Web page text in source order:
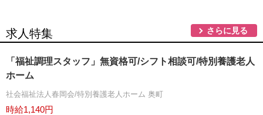
求人特集 さらに見る
「福祉調理スタッフ」無資格可/シフト相談可/特別養護老人
ホーム
社会福祉法人春岡会/特別養護老人ホーム 奥町
時給1,140円